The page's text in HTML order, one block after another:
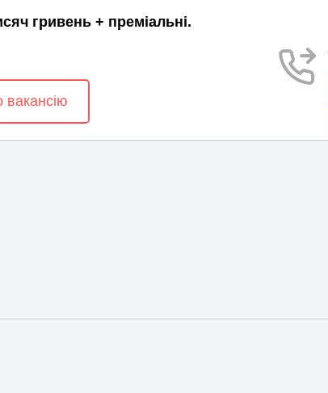
гривень + преміальні.
вакансію